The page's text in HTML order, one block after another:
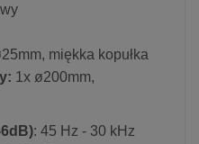
miękka kopułka
1x ø200mm,
: 45 Hz - 30 kHz